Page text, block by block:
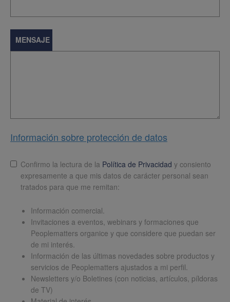
MENSAJE
Información sobre protección de datos
LopdConfirmo la lectura de la Política de Privacidad y consiento
expresamente a que mis datos de carácter personal sean
tratados para que me remitan:
Información comercial.
Invitaciones a eventos, webinars y formaciones que
Peoplematters organice y que considere que puedan ser
de mi interés.
Información de las últimas novedades sobre productos y
servicios de Peoplematters ajustados a mi perfil.
Newsletters y/o Boletines (con noticias, artículos, píldoras
de TV)